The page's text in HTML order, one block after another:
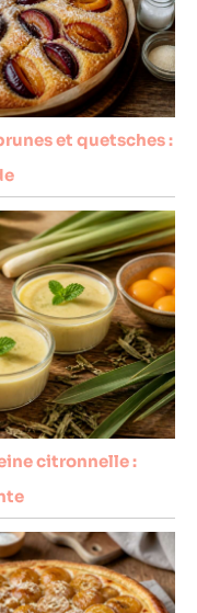
et quetsches :
citronnelle :